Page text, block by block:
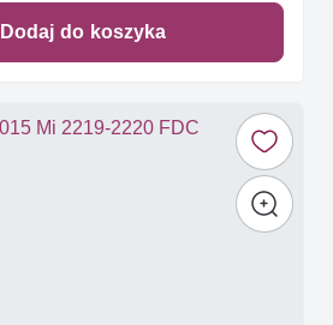
Dodaj do koszyka